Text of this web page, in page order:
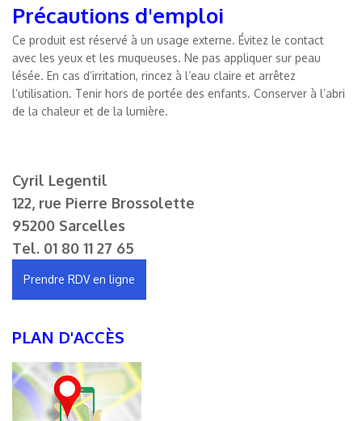
Précautions d'emploi
Ce produit est réservé à un usage externe. Évitez le contact
avec les yeux et les muqueuses. Ne pas appliquer sur peau
lésée. En cas d’irritation, rincez à l’eau claire et arrêtez
l’utilisation. Tenir hors de portée des enfants. Conserver à l’abri
de la chaleur et de la lumière.
Cyril Legentil
122, rue Pierre Brossolette
95200 Sarcelles
Tel. 01 80 11 27 65
Prendre RDV en ligne
PLAN D'ACCÈS